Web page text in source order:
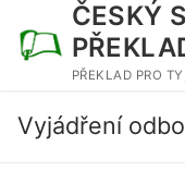
Přeskočit
obsah
ČESKÝ
PŘEKLAD PRO
Vyjádření